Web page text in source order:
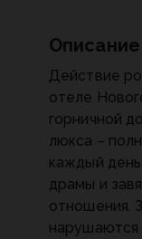
Описание
Действие
отеле
горничной
люкса –
каждый
драмы и
отношения.
нарушаются